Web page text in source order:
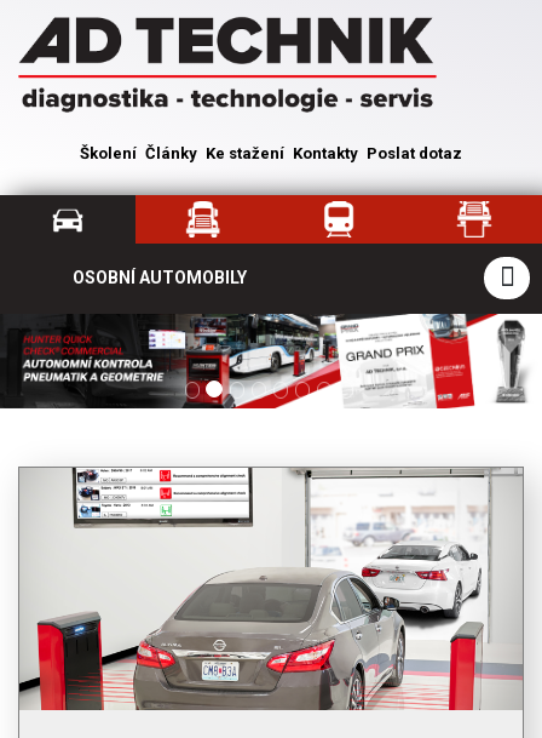
Školení Články Ke stažení Kontakty Poslat dotaz
OSOBNÍ AUTOMOBILY